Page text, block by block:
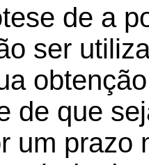
de a
ser
de que
um prazo